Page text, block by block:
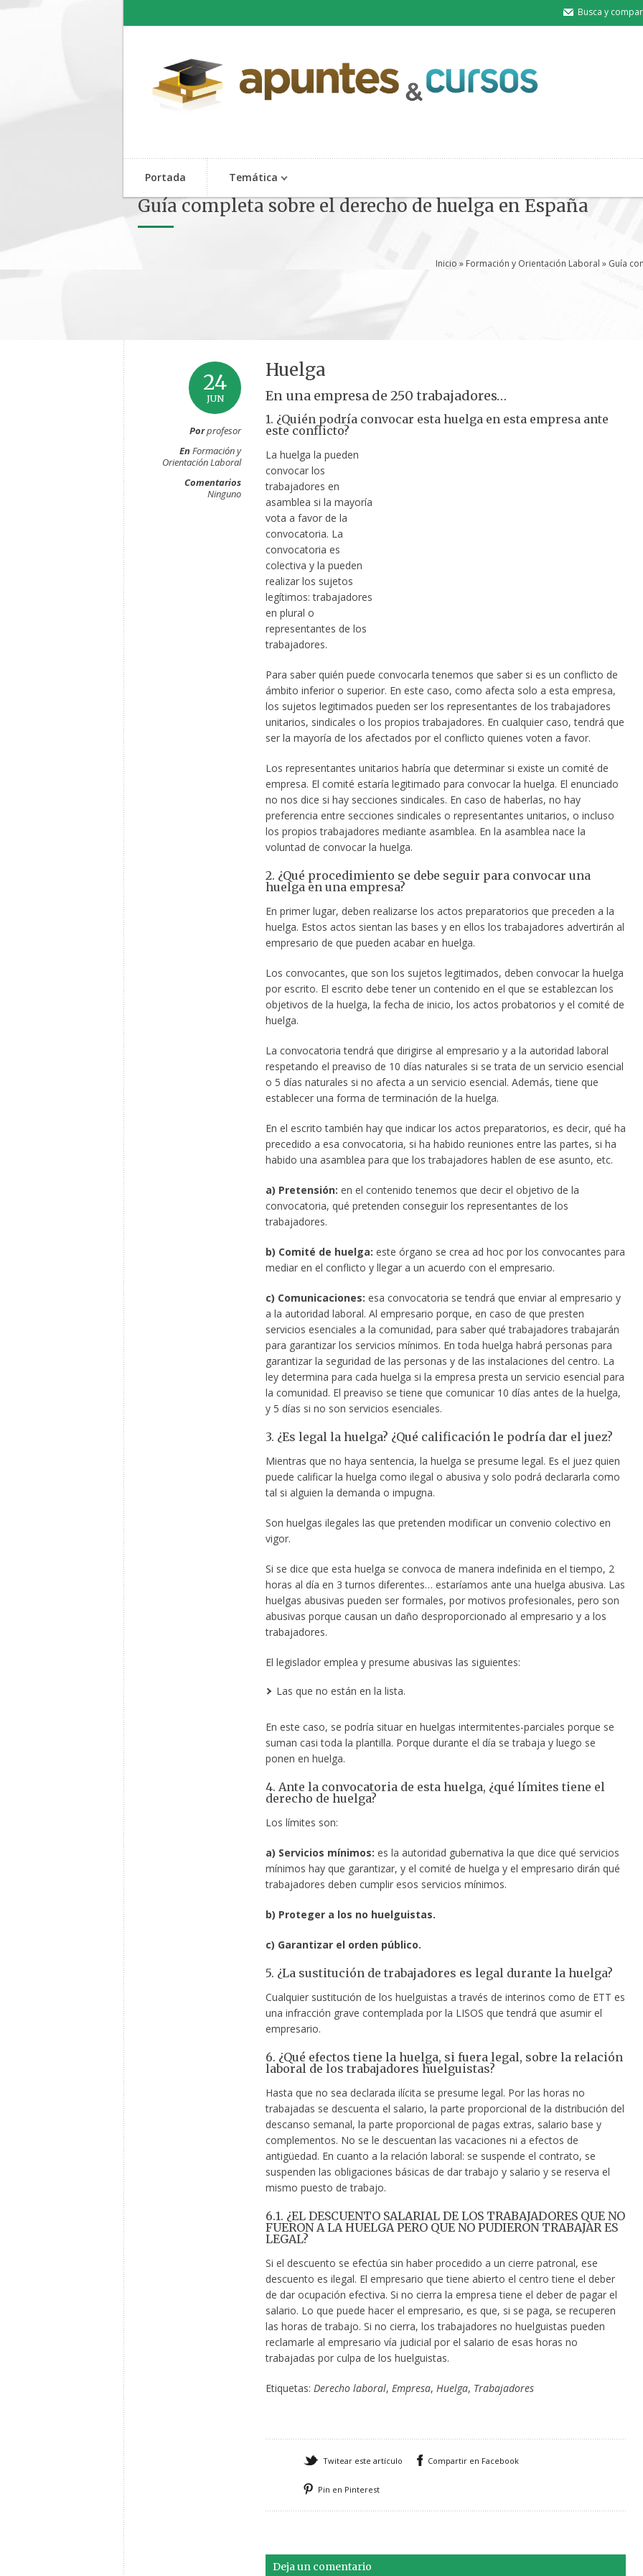
Busca y
Portada Temática
Guía completa sobre el derecho de huelga en España
Inicio » Formación y Orientación Laboral » Guía
24
JUN
Porprofesor
EnFormación y
Orientación Laboral
Comentarios
Ninguno
Huelga
En una empresa de 250 trabajadores…
1. ¿Quién podría convocar esta huelga en esta empresa ante
este conflicto?
La huelga la pueden
convocar los
trabajadores en
asamblea si la mayoría
vota a favor de la
convocatoria. La
convocatoria es
colectiva y la pueden
realizar los sujetos
legítimos: trabajadores
en plural o
representantes de los
trabajadores.
Para saber quién puede convocarla tenemos que saber si es un conflicto de
ámbito inferior o superior. En este caso, como afecta solo a esta empresa,
los sujetos legitimados pueden ser los representantes de los trabajadores
unitarios, sindicales o los propios trabajadores. En cualquier caso, tendrá que
ser la mayoría de los afectados por el conflicto quienes voten a favor.
Los representantes unitarios habría que determinar si existe un comité de
empresa. El comité estaría legitimado para convocar la huelga. El enunciado
no nos dice si hay secciones sindicales. En caso de haberlas, no hay
preferencia entre secciones sindicales o representantes unitarios, o incluso
los propios trabajadores mediante asamblea. En la asamblea nace la
voluntad de convocar la huelga.
2. ¿Qué procedimiento se debe seguir para convocar una
huelga en una empresa?
En primer lugar, deben realizarse los actos preparatorios que preceden a la
huelga. Estos actos sientan las bases y en ellos los trabajadores advertirán al
empresario de que pueden acabar en huelga.
Los convocantes, que son los sujetos legitimados, deben convocar la huelga
por escrito. El escrito debe tener un contenido en el que se establezcan los
objetivos de la huelga, la fecha de inicio, los actos probatorios y el comité de
huelga.
La convocatoria tendrá que dirigirse al empresario y a la autoridad laboral
respetando el preaviso de 10 días naturales si se trata de un servicio esencial
o 5 días naturales si no afecta a un servicio esencial. Además, tiene que
establecer una forma de terminación de la huelga.
En el escrito también hay que indicar los actos preparatorios, es decir, qué ha
precedido a esa convocatoria, si ha habido reuniones entre las partes, si ha
habido una asamblea para que los trabajadores hablen de ese asunto, etc.
a) Pretensión: en el contenido tenemos que decir el objetivo de la
convocatoria, qué pretenden conseguir los representantes de los
trabajadores.
b) Comité de huelga: este órgano se crea ad hoc por los convocantes para
mediar en el conflicto y llegar a un acuerdo con el empresario.
c) Comunicaciones: esa convocatoria se tendrá que enviar al empresario y
a la autoridad laboral. Al empresario porque, en caso de que presten
servicios esenciales a la comunidad, para saber qué trabajadores trabajarán
para garantizar los servicios mínimos. En toda huelga habrá personas para
garantizar la seguridad de las personas y de las instalaciones del centro. La
ley determina para cada huelga si la empresa presta un servicio esencial para
la comunidad. El preaviso se tiene que comunicar 10 días antes de la huelga,
y 5 días si no son servicios esenciales.
3. ¿Es legal la huelga? ¿Qué calificación le podría dar el juez?
Mientras que no haya sentencia, la huelga se presume legal. Es el juez quien
puede calificar la huelga como ilegal o abusiva y solo podrá declararla como
tal si alguien la demanda o impugna.
Son huelgas ilegales las que pretenden modificar un convenio colectivo en
vigor.
Si se dice que esta huelga se convoca de manera indefinida en el tiempo, 2
horas al día en 3 turnos diferentes… estaríamos ante una huelga abusiva. Las
huelgas abusivas pueden ser formales, por motivos profesionales, pero son
abusivas porque causan un daño desproporcionado al empresario y a los
trabajadores.
El legislador emplea y presume abusivas las siguientes:
Las que no están en la lista.
En este caso, se podría situar en huelgas intermitentes-parciales porque se
suman casi toda la plantilla. Porque durante el día se trabaja y luego se
ponen en huelga.
4. Ante la convocatoria de esta huelga, ¿qué límites tiene el
derecho de huelga?
Los límites son:
a) Servicios mínimos: es la autoridad gubernativa la que dice qué servicios
mínimos hay que garantizar, y el comité de huelga y el empresario dirán qué
trabajadores deben cumplir esos servicios mínimos.
b) Proteger a los no huelguistas.
c) Garantizar el orden público.
5. ¿La sustitución de trabajadores es legal durante la huelga?
Cualquier sustitución de los huelguistas a través de interinos como de ETT es
una infracción grave contemplada por la LISOS que tendrá que asumir el
empresario.
6. ¿Qué efectos tiene la huelga, si fuera legal, sobre la relación
laboral de los trabajadores huelguistas?
Hasta que no sea declarada ilícita se presume legal. Por las horas no
trabajadas se descuenta el salario, la parte proporcional de la distribución del
descanso semanal, la parte proporcional de pagas extras, salario base y
complementos. No se le descuentan las vacaciones ni a efectos de
antigüedad. En cuanto a la relación laboral: se suspende el contrato, se
suspenden las obligaciones básicas de dar trabajo y salario y se reserva el
mismo puesto de trabajo.
6.1. ¿EL DESCUENTO SALARIAL DE LOS TRABAJADORES QUE NO
FUERON A LA HUELGA PERO QUE NO PUDIERON TRABAJAR ES
LEGAL?
Si el descuento se efectúa sin haber procedido a un cierre patronal, ese
descuento es ilegal. El empresario que tiene abierto el centro tiene el deber
de dar ocupación efectiva. Si no cierra la empresa tiene el deber de pagar el
salario. Lo que puede hacer el empresario, es que, si se paga, se recuperen
las horas de trabajo. Si no cierra, los trabajadores no huelguistas pueden
reclamarle al empresario vía judicial por el salario de esas horas no
trabajadas por culpa de los huelguistas.
Etiquetas: Derecho laboral, Empresa, Huelga, Trabajadores
Twitear este artículo Compartir en Facebook
Pin en Pinterest
Deja un comentario